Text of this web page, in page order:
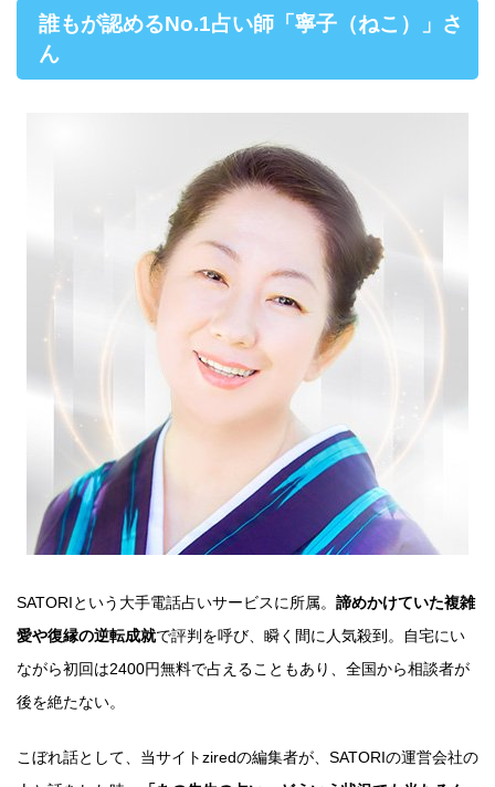
誰もが認めるNo.1占い師「寧子（ねこ）」さ
ん
SATORIという大手電話占いサービスに所属。 諦めかけていた複雑
愛や復縁の逆転成就で評判を呼び、瞬く間に人気殺到。自宅にい
ながら初回は2400円無料で占えることもあり、全国から相談者が
後を絶たない。
こぼれ話として、当サイトziredの編集者が、SATORIの運営会社の